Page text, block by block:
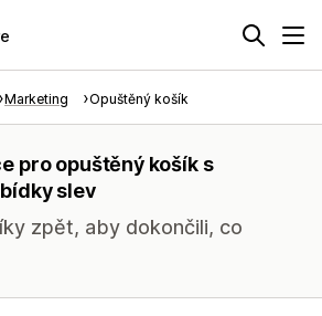
Marketing Opuštěný košík
pro opuštěný košík s
slev
zpět, aby dokončili, co